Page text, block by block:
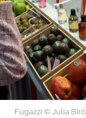
Fugazzi © Julia Biró